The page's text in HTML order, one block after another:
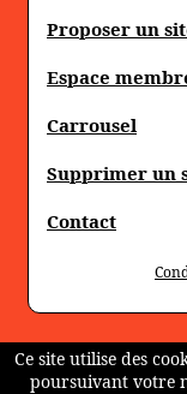
Proposer un
Espace
Carrousel
Supprimer un
Contact
Ce site utilise des
poursuivant votre